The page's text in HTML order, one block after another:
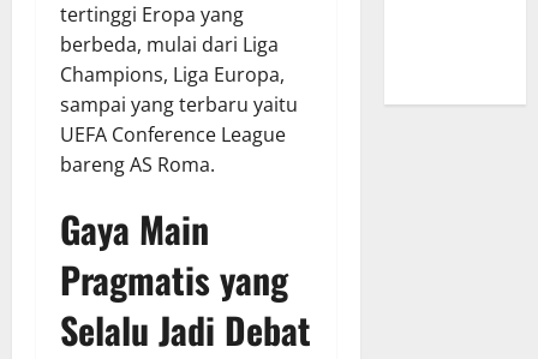
tertinggi Eropa yang
berbeda, mulai dari Liga
Champions, Liga Europa,
sampai yang terbaru yaitu
UEFA Conference League
bareng AS Roma.
Gaya Main
Pragmatis yang
Selalu Jadi Debat